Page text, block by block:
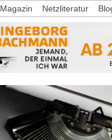
Magazin Netzliteratur